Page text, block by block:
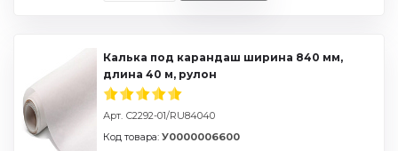
Калька под карандаш ширина 840 мм,
длина 40 м, рулон
Арт. С2292-01/RU84040
Код товара: У0000006600